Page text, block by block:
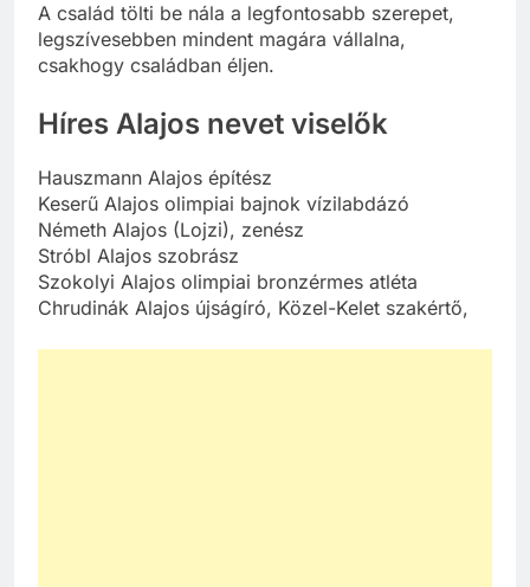
A család tölti be nála a legfontosabb szerepet,
legszívesebben mindent magára vállalna,
csakhogy családban éljen.
Híres Alajos nevet viselők
Hauszmann Alajos építész
Keserű Alajos olimpiai bajnok vízilabdázó
Németh Alajos (Lojzi), zenész
Stróbl Alajos szobrász
Szokolyi Alajos olimpiai bronzérmes atléta
Chrudinák Alajos újságíró, Közel-Kelet szakértő,